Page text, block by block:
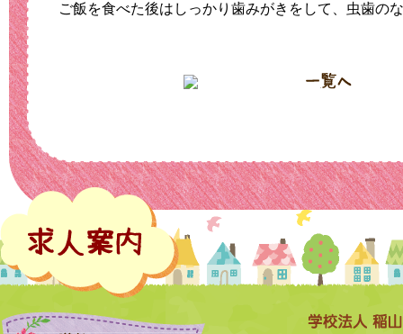
ご飯を食べた後はしっかり歯みがきをして、虫歯の